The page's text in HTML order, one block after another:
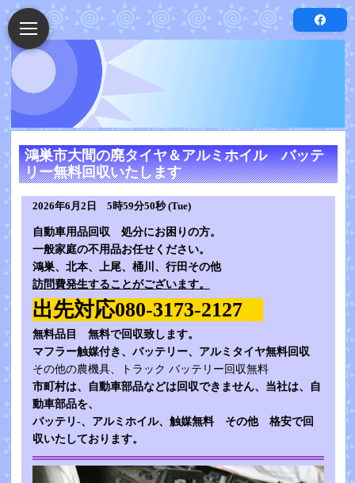
鴻巣市大間の廃タイヤ＆アルミホイル バッテ
リー無料回収いたします
2026年6月2日 5時59分50秒 (Tue)
自動車用品回収 処分にお困りの方。
一般家庭の不用品お任せください。
鴻巣、北本、上尾、桶川、行田その他
訪問費発生することがございます。
出先対応080-3173-2127
無料品目 無料で回収致します。
マフラー触媒付き、バッテリー、アルミタイヤ無料回収
その他の農機具、トラック バッテリー回収無料
市町村は、自動車部品などは回収できません、当社は、自
動車部品を、
バッテリ-、アルミホイル、触媒無料 その他 格安で回
収いたしております。